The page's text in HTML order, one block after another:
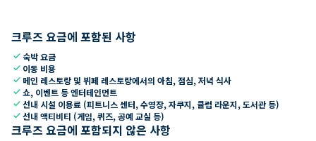
크루즈 요금에 포함된 사항
check숙박 요금
check 이동 비용
check 메인 레스토랑 및 뷔페 레스토랑에서의 아침, 점심, 저녁 식사
check쇼, 이벤트 등 엔터테인먼트
check선내 시설 이용료 (피트니스 센터, 수영장, 자쿠지, 클럽 라운지, 도서관 등)
check선내 액티비티 (게임, 퀴즈, 공예 교실 등)
크루즈 요금에 포함되지 않은 사항